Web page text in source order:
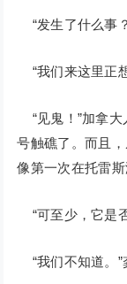
“发生了什么事
“我们来这里正
“见鬼！”加拿大
号触礁了。而且
像第一次在托雷
“可至少，它是
“我们不知道。”